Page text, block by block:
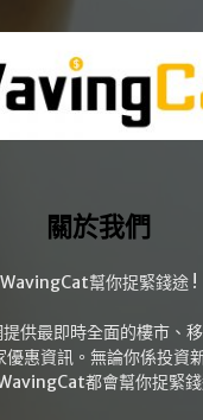
關於我們
WavingCat幫你捉緊錢途 !
供最即時全面的樓市、
優惠資訊。無論你係投資
都會幫你捉緊錢